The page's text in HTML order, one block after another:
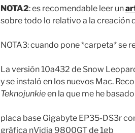
NOTA2: es recomendable leer un
sobre todo lo relativo a la creación
NOTA3: cuando pone *carpeta* se
La versión 10a432 de Snow
y se instaló en los nuevos Mac.
Teknojunkieen la que me he
placa base Gigabyte EP35-DS3r
gráfica nVidia 9800GT de 1gb